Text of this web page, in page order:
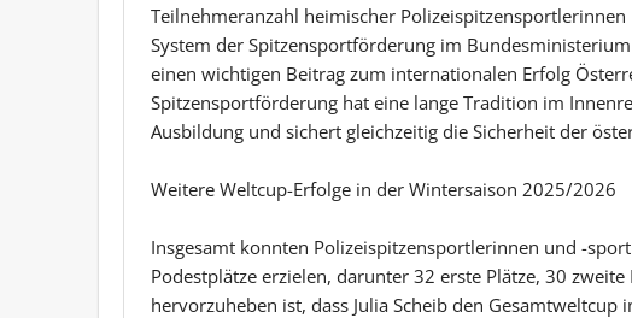
Teilnehmeranzahl heimischer
System der Spitzensportförderung im
einen wichtigen Beitrag zum internationalen Erfolg
Spitzensportförderung hat eine lange Tradition im
Ausbildung und sichert gleichzeitig die Sicherheit der
Weitere Weltcup-Erfolge in der Wintersaison 2025/2026
Insgesamt konnten Polizeispitzensportlerinnen und -
Podestplätze erzielen, darunter 32 erste Plätze, 30
hervorzuheben ist, dass Julia Scheib den